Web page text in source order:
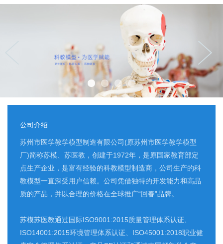
公司介绍
苏州市医学教学模型制造有限公司(原苏州市医学教学模型
厂)简称苏模、苏医教，创建于1972年，是原国家教育部定
点生产企业，是富有经验的科教模型制造商，公司生产的科
教模型一直深受用户信赖。公司凭借独特的开发能力和高品
质的产品，并以合理的价格在全球推广“回春”品牌。
苏模苏医教通过国际ISO9001:2015质量管理体系认证、
ISO14001:2015环境管理体系认证、ISO45001:2018职业健